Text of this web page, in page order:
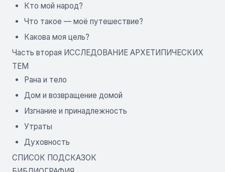
Кто мой народ?
Что такое — моё путешествие?
Какова моя цель?
Часть вторая ИССЛЕДОВАНИЕ АРХЕТИПИЧЕСКИХ
ТЕМ
Рана и тело
Дом и возвращение домой
Изгнание и принадлежность
Утраты
Духовность
СПИСОК ПОДСКАЗОК